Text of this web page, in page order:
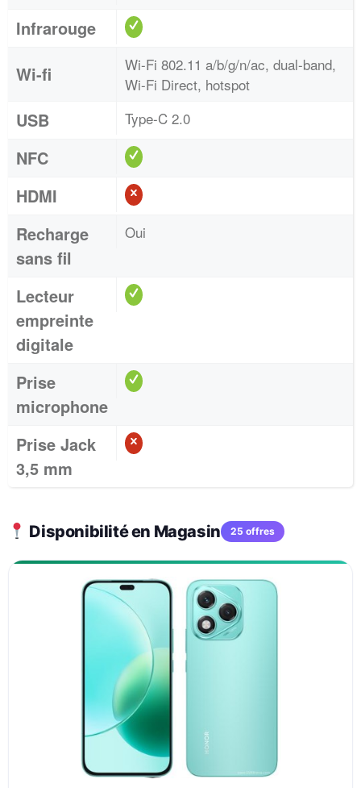
Infrarouge
Wi-fi
Wi-Fi 802.11 a/b/g/n/ac, dual-band,
Wi-Fi Direct, hotspot
USB Type-C 2.0
NFC
HDMI
Recharge
sans fil
Oui
Lecteur
empreinte
digitale
Prise
microphone
Prise Jack
3,5 mm
Disponibilité en Magasin 25 offres